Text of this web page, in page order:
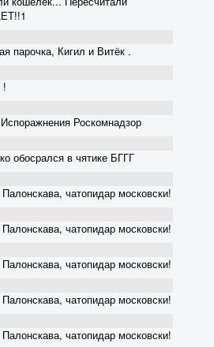
парочка, Кигил и Витёк .
Роскомнадзор
обосрался в чятике БГГГ
чатопидар московски!
чатопидар московски!
чатопидар московски!
чатопидар московски!
чатопидар московски!